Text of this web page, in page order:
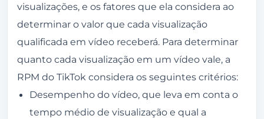
visualizações, e os fatores que ela considera ao
determinar o valor que cada visualização
qualificada em vídeo receberá. Para determinar
quanto cada visualização em um vídeo vale, a
RPM do TikTok considera os seguintes critérios:
Desempenho do vídeo, que leva em conta o
tempo médio de visualização e qual a